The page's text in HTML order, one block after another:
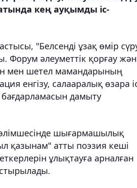
кең ауқымды іс-
"Белсенді ұзақ өмір
Форум әлеуметтік қорғау
мен шетел мамандарының
енгізу, салааралық өзара
дамыту
шығармашылық
қазынам" атты поэзия кеші
ұлықтауға арналған